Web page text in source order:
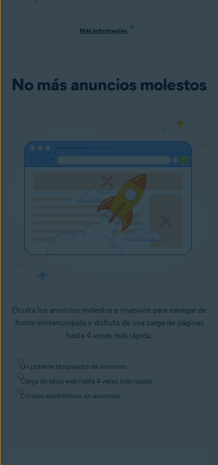
Más información
No más anuncios molestos
Oculta los anuncios molestos e invasivos para navegar de
forma ininterrumpida y disfruta de una carga de páginas
hasta 4 veces más rápida.
Un potente bloqueador de anuncios
Carga de sitios web hasta 4 veces más rápida
Correos electrónicos sin anuncios